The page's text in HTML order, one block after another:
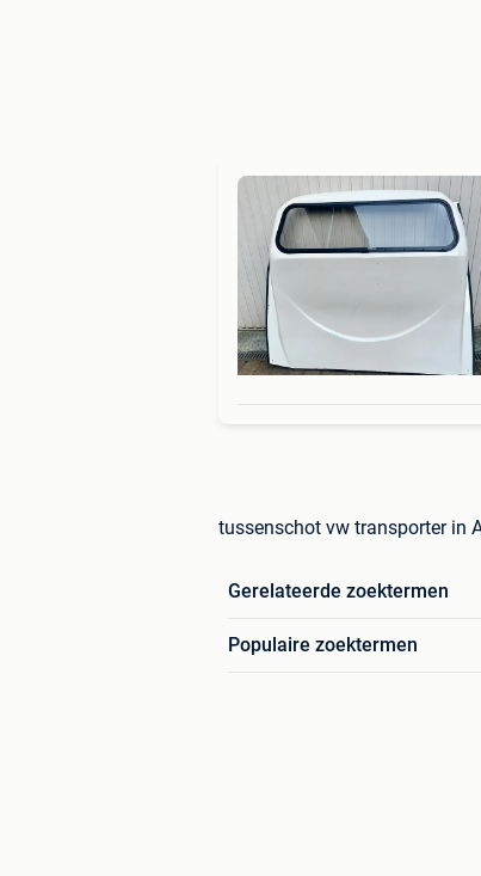
tussenschot vw transporter in
Gerelateerde zoektermen
Populaire zoektermen